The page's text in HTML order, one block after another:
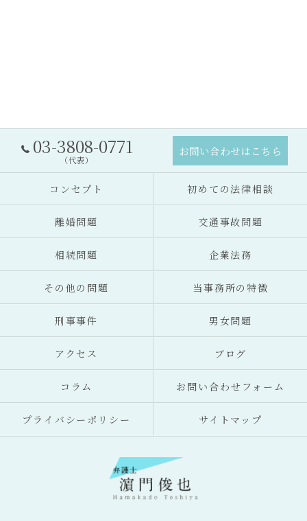
03-3808-0771
（代表）
お問い合わせはこちら
コンセプト 初めての法律相談
離婚問題 交通事故問題
相続問題 企業法務
その他の問題 当事務所の特徴
刑事事件 男女問題
アクセス ブログ
コラム お問い合わせフォーム
プライバシーポリシー サイトマップ